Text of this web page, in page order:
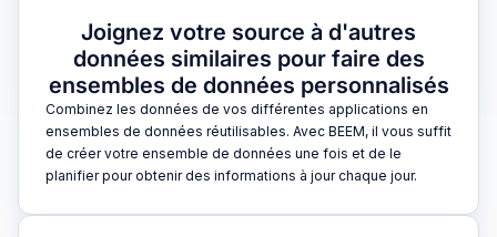
Joignez votre source à d'autres
données similaires pour faire des
ensembles de données personnalisés
Combinez les données de vos différentes applications en
ensembles de données réutilisables. Avec BEEM, il vous suffit
de créer votre ensemble de données une fois et de le
planifier pour obtenir des informations à jour chaque jour.